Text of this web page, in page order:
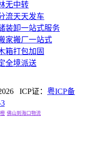
无中转
流天天发车
装卸一站式服务
家搬厂一站式
箱打包加固
全境派送
ICP证： 粤ICP备
佛山到海口物流